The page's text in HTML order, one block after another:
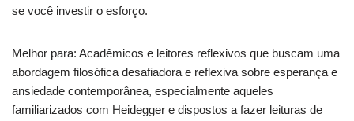
se você investir o esforço.
Melhor para: Acadêmicos e leitores reflexivos que buscam uma
abordagem filosófica desafiadora e reflexiva sobre esperança e
ansiedade contemporânea, especialmente aqueles
familiarizados com Heidegger e dispostos a fazer leituras de